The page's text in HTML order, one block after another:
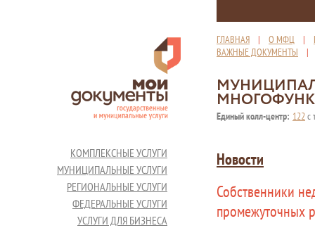
ГЛАВНАЯ | О МФЦ |
ВАЖНЫЕ ДОКУМЕНТЫ
Единый колл-центр: 122с
КОМПЛЕКСНЫЕ УСЛУГИ
МУНИЦИПАЛЬНЫЕ УСЛУГИ
РЕГИОНАЛЬНЫЕ УСЛУГИ
ФЕДЕРАЛЬНЫЕ УСЛУГИ
УСЛУГИ ДЛЯ БИЗНЕСА
Новости
Собственники
промежуточных